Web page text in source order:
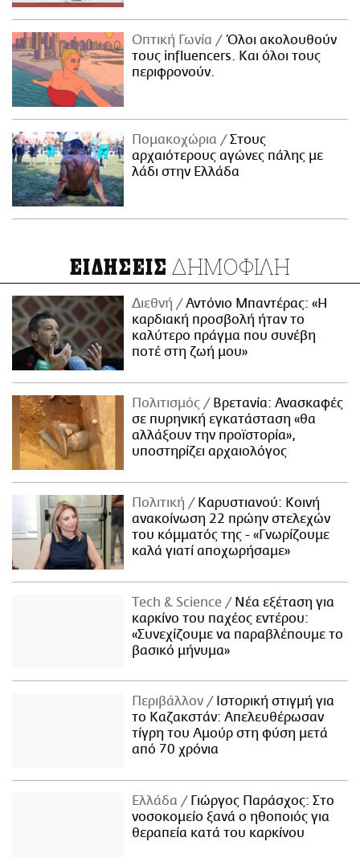
Οπτική Γωνία
Όλοι ακολουθούν
τους influencers. Και όλοι τους
περιφρονούν.
Πομακοχώρια
Στους
αρχαιότερους αγώνες πάλης με
λάδι στην Ελλάδα
ΕΙΔΗΣΕΙΣ ΔΗΜΟΦΙΛΗ
Διεθνή
Αντόνιο Μπαντέρας: «Η
καρδιακή προσβολή ήταν το
καλύτερο πράγμα που συνέβη
ποτέ στη ζωή μου»
Πολιτισμός
Βρετανία: Ανασκαφές
σε πυρηνική εγκατάσταση «θα
αλλάξουν την προϊστορία»,
υποστηρίζει αρχαιολόγος
Πολιτική
Καρυστιανού: Κοινή
ανακοίνωση 22 πρώην στελεχών
του κόμματός της - «Γνωρίζουμε
καλά γιατί αποχωρήσαμε»
Τech & Science
Νέα εξέταση για
καρκίνο του παχέος εντέρου:
«Συνεχίζουμε να παραβλέπουμε το
βασικό μήνυμα»
Περιβάλλον
Ιστορική στιγμή για
το Καζακστάν: Απελευθέρωσαν
τίγρη του Αμούρ στη φύση μετά
από 70 χρόνια
Ελλάδα
Γιώργος Παράσχος: Στο
νοσοκομείο ξανά ο ηθοποιός για
θεραπεία κατά του καρκίνου